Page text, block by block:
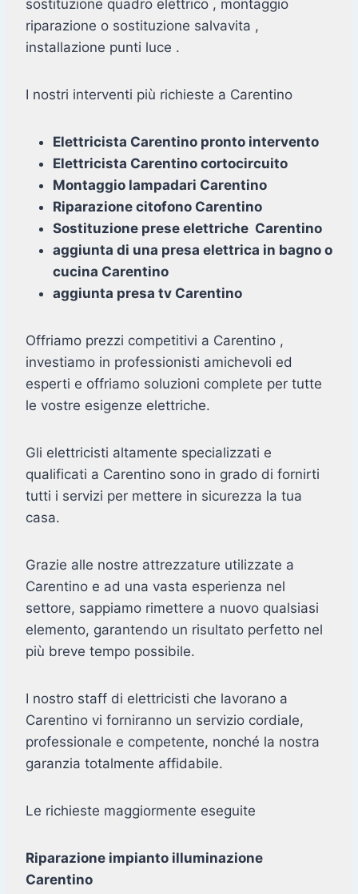
sostituzione quadro elettrico , montaggio
riparazione o sostituzione salvavita ,
installazione punti luce .
I nostri interventi più richieste a Carentino
Elettricista Carentino pronto intervento
Elettricista Carentino cortocircuito
Montaggio lampadari Carentino
Riparazione citofono Carentino
Sostituzione prese elettriche Carentino
aggiunta di una presa elettrica in bagno o
cucina Carentino
aggiunta presa tv Carentino
Offriamo prezzi competitivi a Carentino ,
investiamo in professionisti amichevoli ed
esperti e offriamo soluzioni complete per tutte
le vostre esigenze elettriche.
Gli elettricisti altamente specializzati e
qualificati a Carentino sono in grado di fornirti
tutti i servizi per mettere in sicurezza la tua
casa.
Grazie alle nostre attrezzature utilizzate a
Carentino e ad una vasta esperienza nel
settore, sappiamo rimettere a nuovo qualsiasi
elemento, garantendo un risultato perfetto nel
più breve tempo possibile.
I nostro staff di elettricisti che lavorano a
Carentino vi forniranno un servizio cordiale,
professionale e competente, nonché la nostra
garanzia totalmente affidabile.
Le richieste maggiormente eseguite
Riparazione impianto illuminazione
Carentino